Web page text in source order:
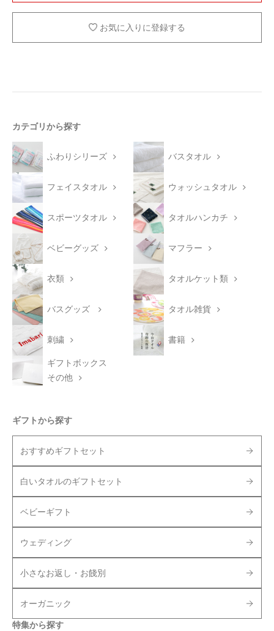
お気に入りに登録する
カテゴリから探す
ふわりシリーズ バスタオル
フェイスタオル ウォッシュタオル
スポーツタオル タオルハンカチ
ベビーグッズ マフラー
衣類 タオルケット類
バスグッズ タオル雑貨
刺繍 書籍
ギフトボックス
その他
ギフトから探す
おすすめギフトセット
白いタオルのギフトセット
ベビーギフト
ウェディング
小さなお返し・お餞別
オーガニック
特集から探す